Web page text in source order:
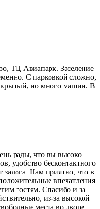
ТЦ Авиапарк. Заселение
С парковкой сложно,
но много машин. В
рады, что вы высоко
удобство бесконтактного
залога. Нам приятно, что в
впечатления
гостям. Спасибо и за
из-за высокой
места во дворе